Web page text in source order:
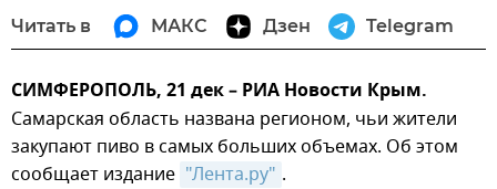
Читать в МАКС Дзен Telegram
СИМФЕРОПОЛЬ, 21 дек – РИА Новости Крым.
Самарская область названа регионом, чьи жители
закупают пиво в самых больших объемах. Об этом
сообщает издание "Лента.ру" .